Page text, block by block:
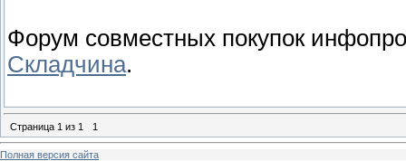
Форум совместных покупок
Складчина.
Страница 1 из 1 1
Полная версия сайта